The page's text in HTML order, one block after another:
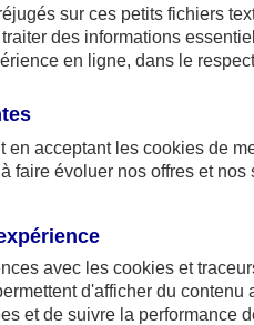
sur ces petits fichiers
des informations
en ligne, dans le
en acceptant les cookies de
faire évoluer nos offres et nos
avec les cookies et
d'afficher du contenu
et de suivre la performance